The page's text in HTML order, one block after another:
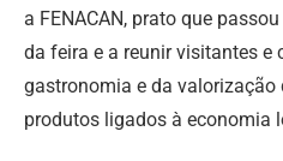
a FENACAN, prato que
da feira e a reunir visitantes e
gastronomia e da
produtos ligados à economia